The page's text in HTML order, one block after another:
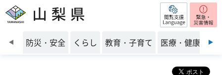
山梨県 閲覧支援
前のスライドを表示
防災・安全 くらし 教育・子育て 医療・健康・福